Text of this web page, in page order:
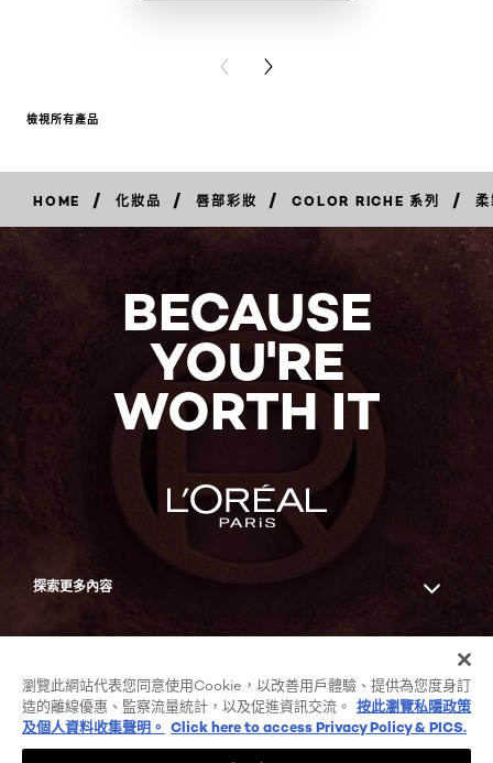
PREVIOUS CARD
NEXT CARD
檢視所有產品
HOME / 化妝品 / 唇部彩妝 / COLOR RICHE 系列 /
BECAUSE
YOU'RE
WORTH IT
探索更多內容
COOKIE列表
私隱政策及個人資料收集聲明
瀏覽此網站代表您同意使用Cookie，以改善用戶體驗、提供為您度身訂
造的離線優惠、監察流量統計，以及促進資訊交流。 按此瀏覽私隱政策
及個人資料收集聲明。 Click here to access Privacy Policy & PICS.